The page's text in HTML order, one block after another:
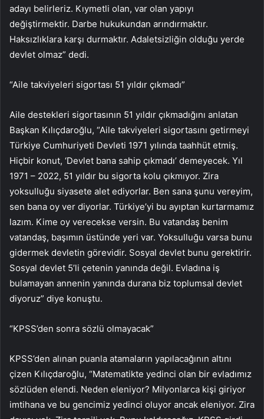
adayı belirleriz. Kıymetli olan, var olan yapıyı
değiştirmektir. Darbe hukukundan arındırmaktır.
Haksızlıklara karşı durmaktır. Adaletsizliğin olduğu yerde
devlet olmaz” dedi.
“Aile takviyeleri sigortası 51 yıldır çıkmadı”
Aile destekleri sigortasının 51 yıldır çıkmadığını anlatan
Başkan Kılıçdaroğlu, “Aile takviyeleri sigortasını getirmeyi
Türkiye Cumhuriyeti Devleti 1971 yılında taahhüt etmiş.
Hiçbir konut, ‘Devlet bana sahip çıkmadı’ demeyecek. Yıl
1971 – 2022, 51 yıldır bu sigorta kolu çıkmıyor. Zira
yoksulluğu siyasete alet ediyorlar. Ben sana şunu vereyim,
sen bana oy ver diyorlar. Türkiye’yi bu ayıptan kurtarmamız
lazım. Kime oy verecekse versin. Bu vatandaş benim
vatandaş, başımın üstünde yeri var. Yoksulluğu varsa bunu
gidermek devletin görevidir. Sosyal devlet bunu gerektirir.
Sosyal devlet 5’li çetenin yanında değil. Evladına iş
bulamayan annenin yanında durana biz toplumsal devlet
diyoruz” diye konuştu.
“KPSS’den sonra sözlü olmayacak”
KPSS’den alınan puanla atamaların yapılacağının altını
çizen Kılıçdaroğlu, “Matematikte yedinci olan bir evladımız
sözlüden elendi. Neden eleniyor? Milyonlarca kişi giriyor
imtihana ve bu gencimiz yedinci oluyor ancak eleniyor. Zira